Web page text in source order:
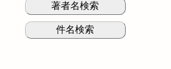
著者名検索
件名検索